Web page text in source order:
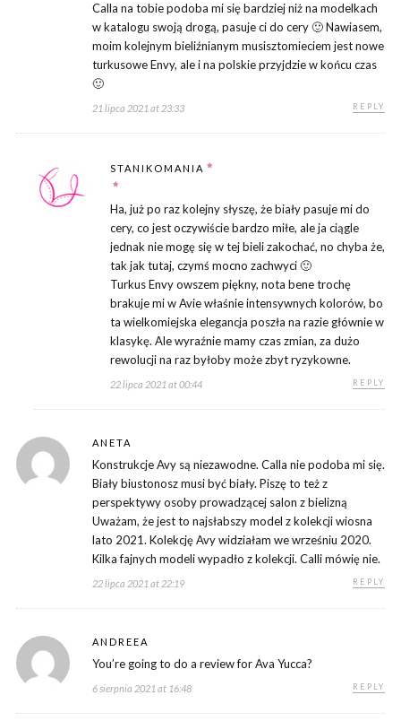
Calla na tobie podoba mi się bardziej niż na modelkach
w katalogu swoją drogą, pasuje ci do cery 🙂 Nawiasem,
moim kolejnym bieliźnianym musisztomieciem jest nowe
turkusowe Envy, ale i na polskie przyjdzie w końcu czas
🙂
21 lipca 2021 at 23:33 REPLY
STANIKOMANIA
Ha, już po raz kolejny słyszę, że biały pasuje mi do
cery, co jest oczywiście bardzo miłe, ale ja ciągle
jednak nie mogę się w tej bieli zakochać, no chyba że,
tak jak tutaj, czymś mocno zachwyci 🙂
Turkus Envy owszem piękny, nota bene trochę
brakuje mi w Avie właśnie intensywnych kolorów, bo
ta wielkomiejska elegancja poszła na razie głównie w
klasykę. Ale wyraźnie mamy czas zmian, za dużo
rewolucji na raz byłoby może zbyt ryzykowne.
22 lipca 2021 at 00:44 REPLY
ANETA
Konstrukcje Avy są niezawodne. Calla nie podoba mi się.
Biały biustonosz musi być biały. Piszę to też z
perspektywy osoby prowadzącej salon z bielizną
Uważam, że jest to najsłabszy model z kolekcji wiosna
lato 2021. Kolekcję Avy widziałam we wrześniu 2020.
Kilka fajnych modeli wypadło z kolekcji. Calli mówię nie.
22 lipca 2021 at 22:19 REPLY
ANDREEA
You’re going to do a review for Ava Yucca?
6 sierpnia 2021 at 16:48 REPLY